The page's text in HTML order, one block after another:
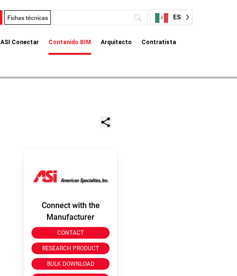
Fichas técnicas ES
ASI Conectar Contenido BIM Arquitecto Contratista